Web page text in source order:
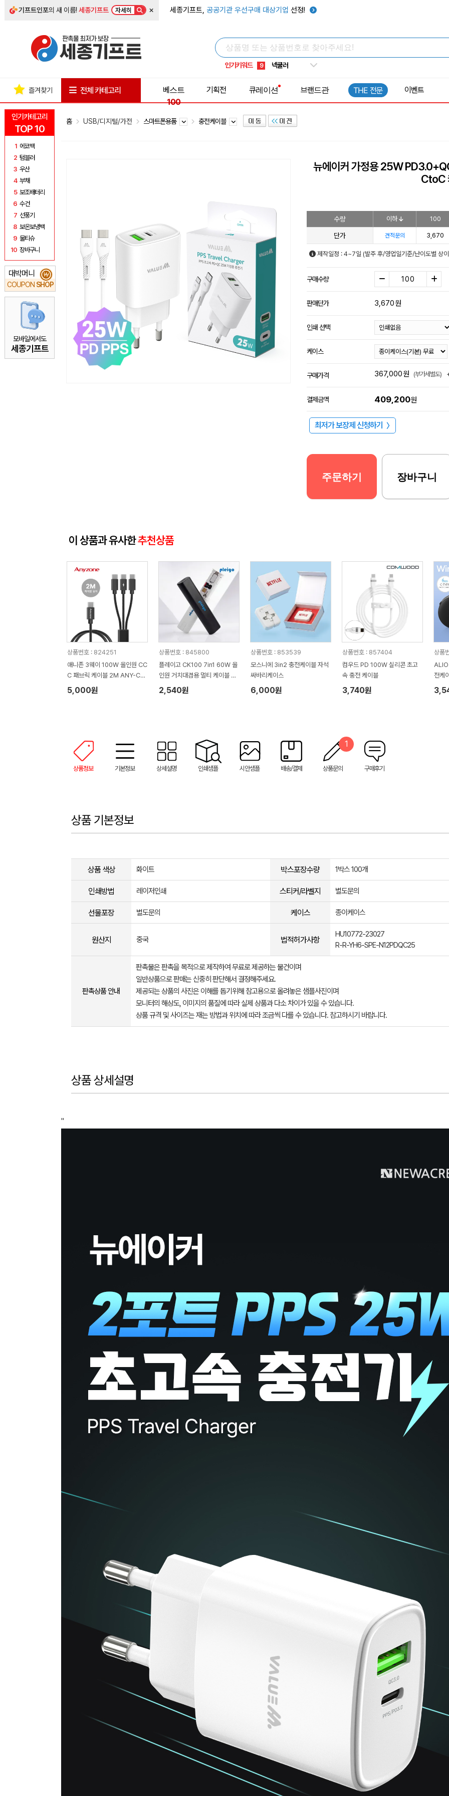
기프트인포의 새 이름!세종기프트 자세히 × 세종기프트, 공공기관 우선구매 대상기업 선정!
인기키워드
5 키캡
8 쿨토시
9 넥쿨러
1 선풍기
인기카테고리
TOP 10
1 에코백
2 텀블러
3 우산
4 부채
5 보조배터리
6 수건
7 선풍기
8 보온보냉백
9 물티슈
10 장바구니
대박머니
COUPON SHOP
₩
모바일에서도
세종기프트
즐겨찾기 전체 카테고리
베스트
100
기획전 큐레이션 브랜드관 THE 전문 이벤트
홈 USB/디지털/가전 스마트폰용품 충전케이블
뉴에이커 가정용 25W
CtoC
수량 이하 100
단가 견적문의 3,670
제작일정 : 4~7일 (발주 후/영업일기준/난이도별 상
구매수량
판매단가 3,670원
인쇄 선택
케이스
구매가격 367,000원 (부가세별도)
결제금액 409,200원
최저가 보장제 신청하기 〉
주문하기 장바구니
이 상품과 유사한추천상품
상품번호 : 824251
애니존 3웨이 100W 올인원 CC
C 패브릭 케이블 2M ANY-C12
M-CCC
5,000원
상품번호 : 845800
플레이고 CK100 7in1 60W 올
인원 거치대겸용 멀티 케이블 키
트
2,540원
상품번호 : 853539
모스니에 3in2 충전케이블 자석
싸바리케이스
6,000원
상품번호 : 857404
컴우드 PD 100W 실리콘 초고
속 충전 케이블
3,740원
상품
ALIO
전케
상품정보 기본정보 상세설명 인쇄샘플 시안샘플 배송/결제 상품문의
1
구매후기
상품 기본정보
상품 색상 화이트 박스포장수량 1박스 100개
인쇄방법 레이저인쇄 스티커/라벨지 별도문의
선물포장 별도문의 케이스 종이케이스
원산지 중국 법적허가사항
HU10772-23027
R-R-YH6-SPE-N12PDQC25
판촉상품 안내
판촉물은 판촉을 목적으로 제작하여 무료로 제공하는 물건이며
일반상품으로 판매는 신중히 판단해서 결정해주세요.
제공되는 상품의 사진은 이해를 돕기위해 참고용으로 올려놓은 샘플사진이며
모니터의 해상도, 이미지의 품질에 따라 실제 상품과 다소 차이가 있을 수 있습니다.
상품 규격 및 사이즈는 재는 방법과 위치에 따라 조금씩 다를 수 있습니다. 참고하시기 바랍니다.
상품 상세설명
"